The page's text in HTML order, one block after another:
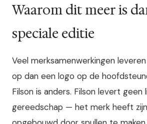
Waarom dit meer is
speciale editie
Veel merksamenwerkingen
op dan een logo op de
Filson is anders. Filson levert geen
gereedschap — het merk heeft